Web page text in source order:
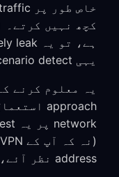
یہی scenario detect کرتا ہے۔
address نظر آئے، تو leak موجود ہے۔